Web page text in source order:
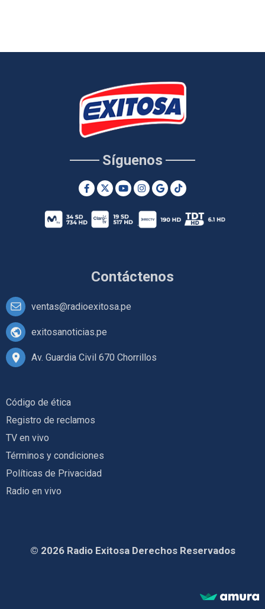
Contáctenos
ventas@radioexitosa.pe
exitosanoticias.pe
Av. Guardia Civil 670 Chorrillos
Síguenos
Código de ética
Registro de reclamos
TV en vivo
Términos y condiciones
Políticas de Privacidad
Radio en vivo
© 2026 Radio Exitosa Derechos Reservados